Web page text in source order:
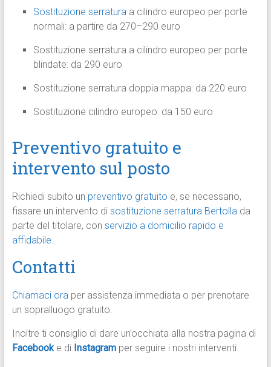
Sostituzione serraturaa cilindro europeo per porte
normali: a partire da 270–290 euro
Sostituzione serratura a cilindro europeo per porte
blindate: da 290 euro
Sostituzione serratura doppia mappa: da 220 euro
Sostituzione cilindro europeo: da 150 euro
Preventivo gratuito e
intervento sul posto
Richiedi subito un preventivo gratuito e, se necessario,
fissare un intervento di sostituzione serratura Bertollada
parte del titolare, con servizio a domicilio rapido e
affidabile.
Contatti
Chiamaci oraper assistenza immediata o per prenotare
un sopralluogo gratuito.
Inoltre ti consiglio di dare un’occhiata alla nostra pagina di
Facebook e di Instagram per seguire i nostri interventi.